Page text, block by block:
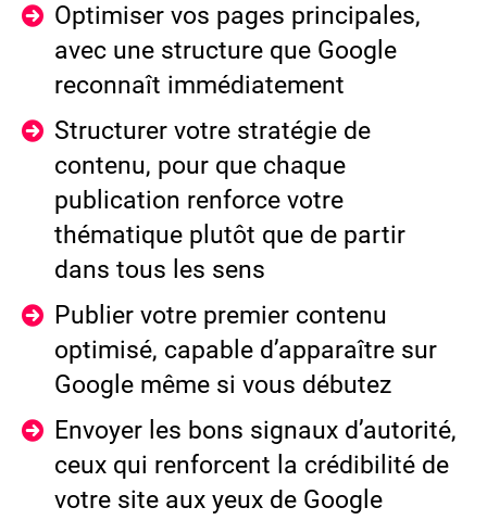
Optimiser vos pages principales,
avec une structure que Google
reconnaît immédiatement
Structurer votre stratégie de
contenu, pour que chaque
publication renforce votre
thématique plutôt que de partir
dans tous les sens
Publier votre premier contenu
optimisé, capable d’apparaître sur
Google même si vous débutez
Envoyer les bons signaux d’autorité,
ceux qui renforcent la crédibilité de
votre site aux yeux de Google